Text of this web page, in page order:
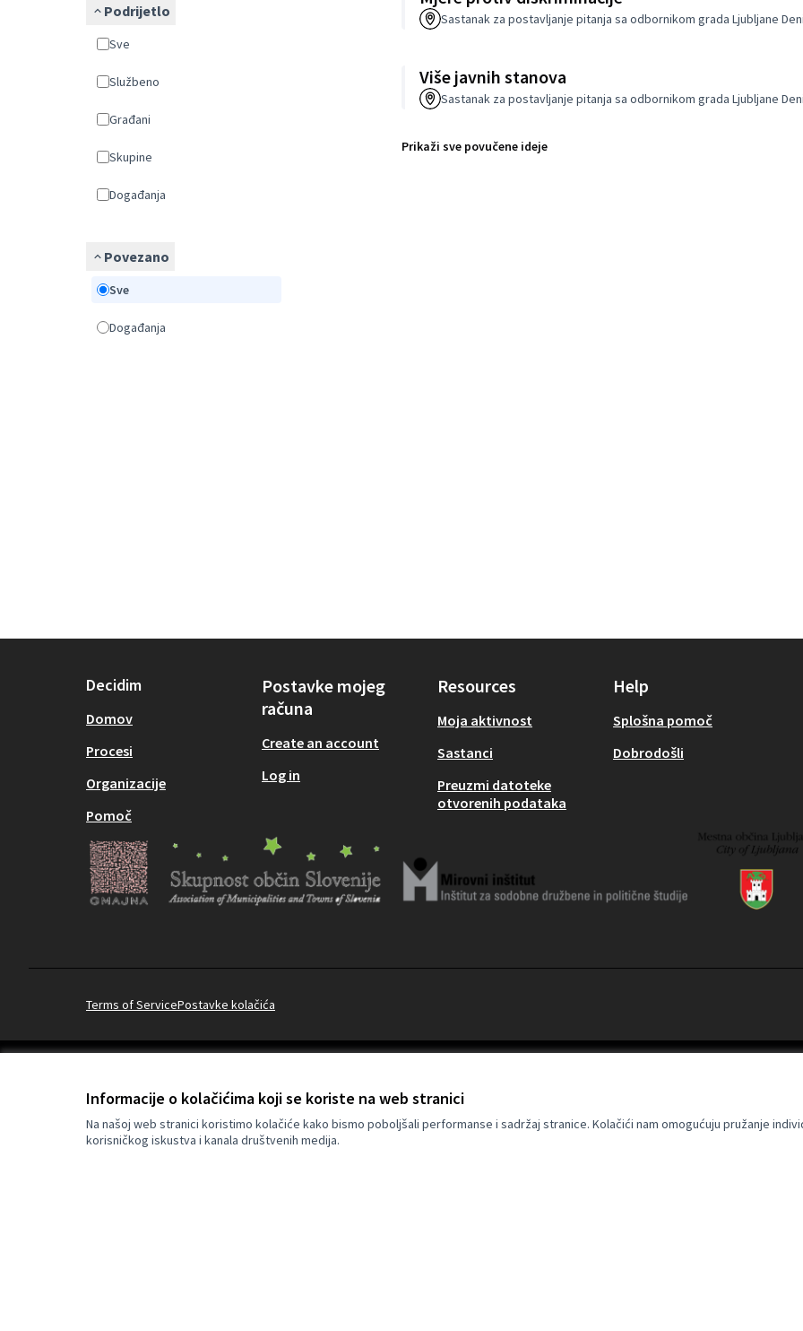
Informacije o kolačićima koji se koriste na web stranici
Na našoj web stranici koristimo kolačiće kako bismo poboljšali performanse i sadržaj stranice. Kolačići nam omogućuju pružanje
korisničkog iskustva i kanala društvenih medija.
Podrijetlo
Sve
Službeno
Građani
Skupine
Događanja
Povezano
Sve
Događanja
Sastanak za postavljanje pitanja sa odbornikom grada Ljubljane
Više javnih stanova
Sastanak za postavljanje pitanja sa odbornikom grada Ljubljane
Prikaži sve povučene ideje
Decidim
Domov
Procesi
Organizacije
Pomoč
Postavke mojeg
računa
Create an account
Log in
Resources
Moja aktivnost
Sastanci
Preuzmi datoteke
otvorenih podataka
Help
Splošna pomoč
Dobrodošli
Terms of ServicePostavke kolačića
(Vanjska poveznica)
Za izradu internetske stranice upotrijebljen je besplatni softver.